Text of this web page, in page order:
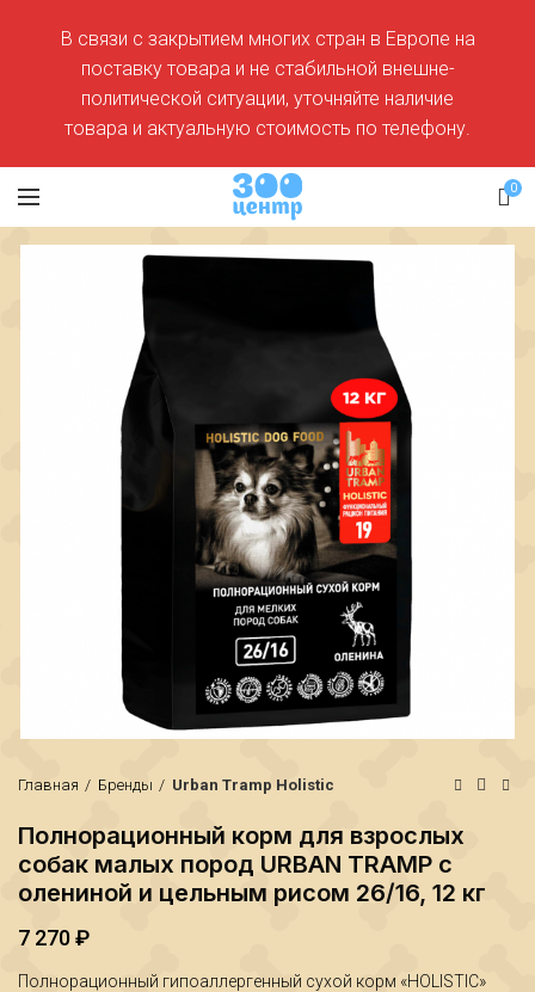
0
Главная Бренды Urban Tramp Holistic
Полнорационный корм для взрослых
собак малых пород URBAN TRAMP с
олениной и цельным рисом 26/16, 12 кг
7 270₽
Полнорационный гипоаллергенный сухой корм «HOLISTIC»
В связи с закрытием многих стран в Европе на
поставку товара и не стабильной внешне-
политической ситуации, уточняйте наличие
товара и актуальную стоимость по телефону.